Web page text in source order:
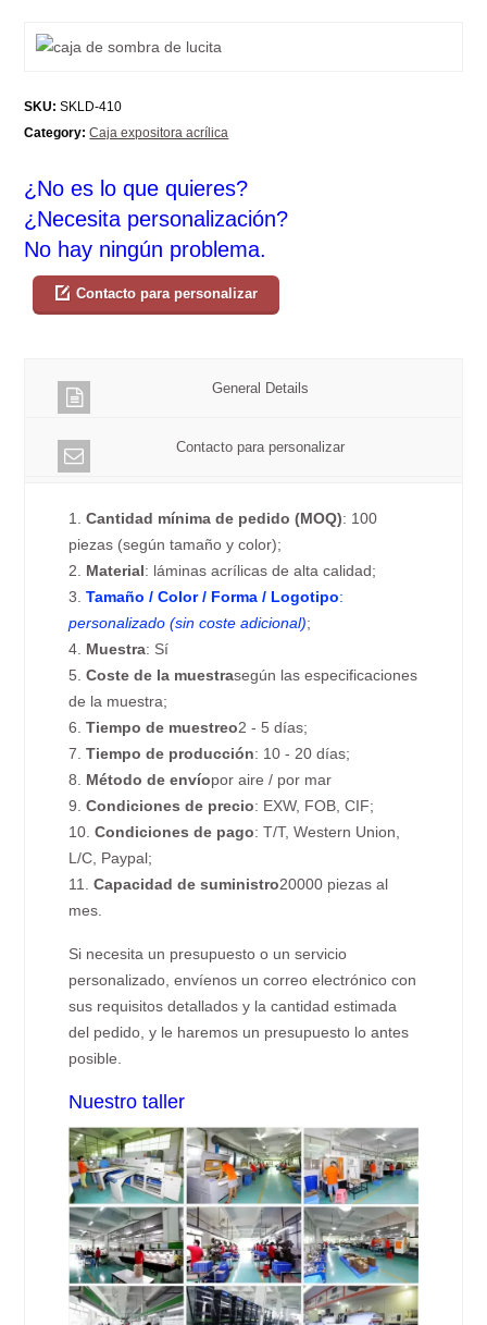
SKU: SKLD-410
Category: Caja expositora acrílica
¿No es lo que quieres?
¿Necesita personalización?
No hay ningún problema.
Contacto para personalizar
General Details
Contacto para personalizar
1.Cantidad mínima de pedido (MOQ): 100
piezas (según tamaño y color);
2. Material: láminas acrílicas de alta calidad;
3.Tamaño / Color / Forma / Logotipo:
personalizado (sin coste adicional);
4. Muestra: Sí
5.Coste de la muestrasegún las especificaciones
de la muestra;
6.Tiempo de muestreo2 - 5 días;
7.Tiempo de producción: 10 - 20 días;
8. Método de envíopor aire / por mar
9.Condiciones de precio: EXW, FOB, CIF;
10.Condiciones de pago: T/T, Western Union,
L/C, Paypal;
11.Capacidad de suministro20000 piezas al
mes.
Si necesita un presupuesto o un servicio
personalizado, envíenos un correo electrónico con
sus requisitos detallados y la cantidad estimada
del pedido, y le haremos un presupuesto lo antes
posible.
Nuestro taller